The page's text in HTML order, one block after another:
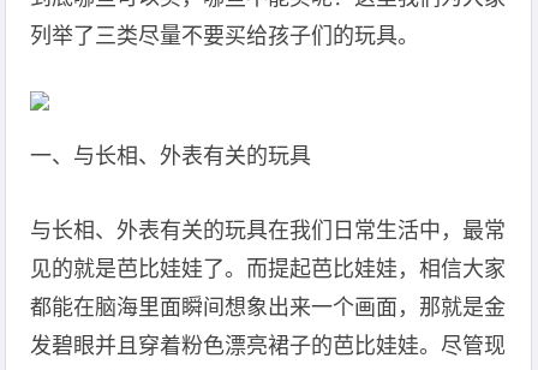
列举了三类尽量不要买给孩子们的玩具。
一、与长相、外表有关的玩具
与长相、外表有关的玩具在我们日常生活中，最常
见的就是芭比娃娃了。而提起芭比娃娃，相信大家
都能在脑海里面瞬间想象出来一个画面，那就是金
发碧眼并且穿着粉色漂亮裙子的芭比娃娃。尽管现